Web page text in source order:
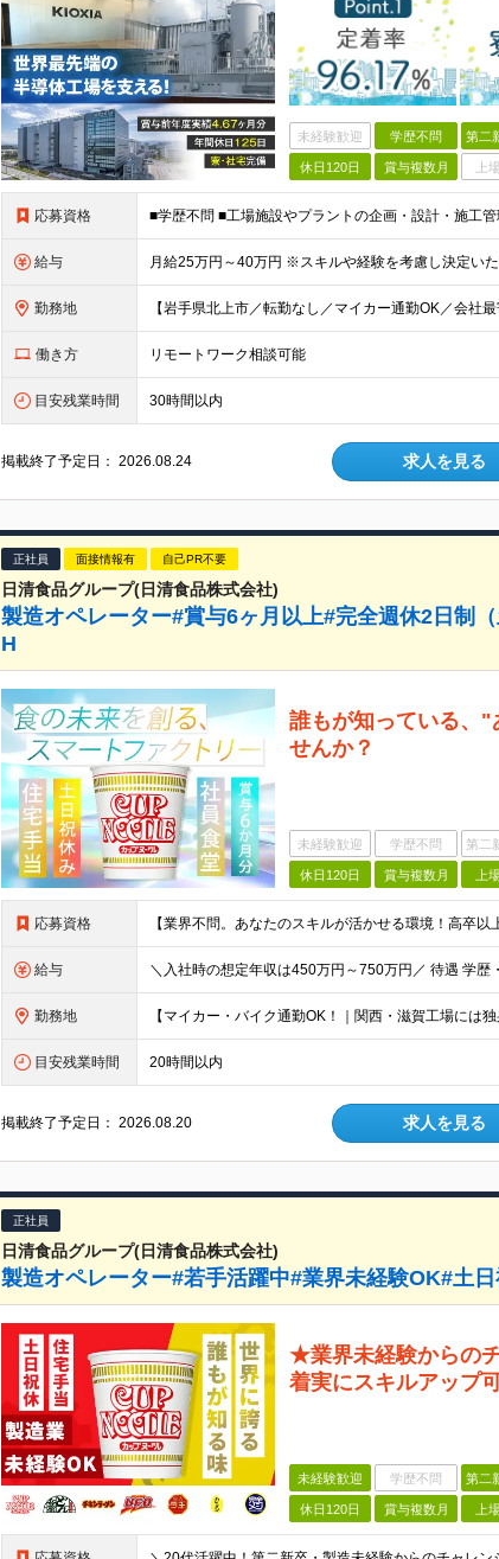
未経験歓迎 学歴不問 第二
休日120日 賞与複数月 上
応募資格 ■学歴不問 ■工場施設やプラントの企画・設計・施工
給与 月給25万円～40万円 ※スキルや経験を考慮し決定い
勤務地
働き方 リモートワーク相談可能
目安残業時間 30時間以内
掲載終了予定日：2026.08.24 求人を見る
正社員 面接情報有 自己PR不要
日清食品グループ(日清食品株式会社)
製造オペレーター#賞与6ヶ月以上#完全週休2日制
H
誰もが知っている、"
せんか？
未経験歓迎 学歴不問 第二
休日120日 賞与複数月 上
応募資格
給与
勤務地
目安残業時間 20時間以内
掲載終了予定日：2026.08.20 求人を見る
正社員
日清食品グループ(日清食品株式会社)
製造オペレーター#若手活躍中#業界未経験OK#土
★業界未経験からの
着実にスキルアップ
未経験歓迎 学歴不問 第二
休日120日 賞与複数月 上